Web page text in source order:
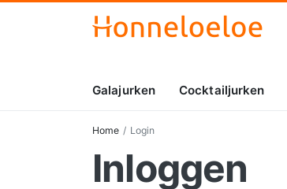
Galajurken Cocktailjurken
Home Login
Inloggen